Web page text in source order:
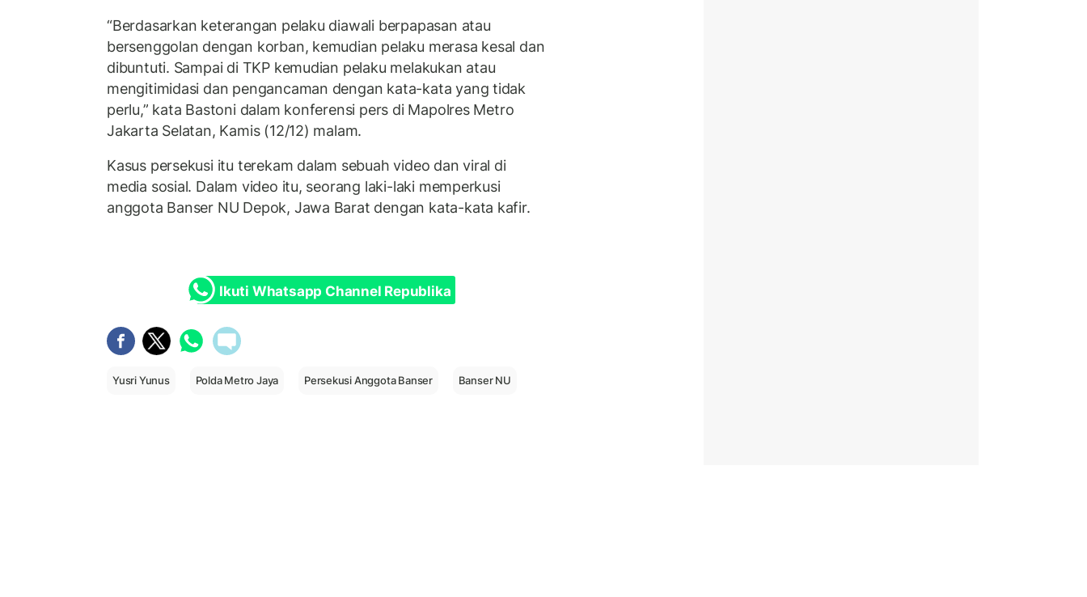
“Berdasarkan keterangan pelaku diawali berpapasan atau
bersenggolan dengan korban, kemudian pelaku merasa kesal dan
dibuntuti. Sampai di TKP kemudian pelaku melakukan atau
mengitimidasi dan pengancaman dengan kata-kata yang tidak
perlu,” kata Bastoni dalam konferensi pers di Mapolres Metro
Jakarta Selatan, Kamis (12/12) malam.
Kasus persekusi itu terekam dalam sebuah video dan viral di
media sosial. Dalam video itu, seorang laki-laki memperkusi
anggota Banser NU Depok, Jawa Barat dengan kata-kata kafir.
Ikuti Whatsapp Channel Republika
Yusri Yunus Polda Metro Jaya Persekusi Anggota Banser Banser NU